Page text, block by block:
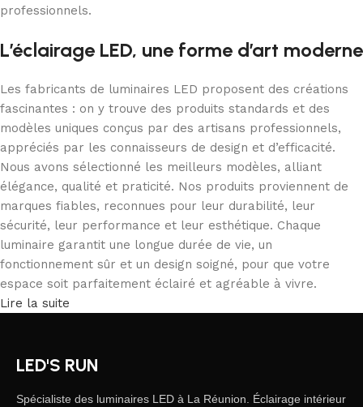
professionnels.
L’éclairage LED, une forme d’art moderne
Les fabricants de luminaires LED proposent des créations
fascinantes : on y trouve des produits standards et des
modèles uniques conçus par des artisans professionnels,
appréciés par les connaisseurs de design et d’efficacité.
Nous avons sélectionné les meilleurs modèles, alliant
élégance, qualité et praticité. Nos produits proviennent de
marques fiables, reconnues pour leur durabilité, leur
sécurité, leur performance et leur esthétique. Chaque
luminaire garantit une longue durée de vie, un
fonctionnement sûr et un design soigné, pour que votre
espace soit parfaitement éclairé et agréable à vivre.
Lire la suite
LED'S RUN
Spécialiste des luminaires LED à La Réunion. Éclairage intérieur